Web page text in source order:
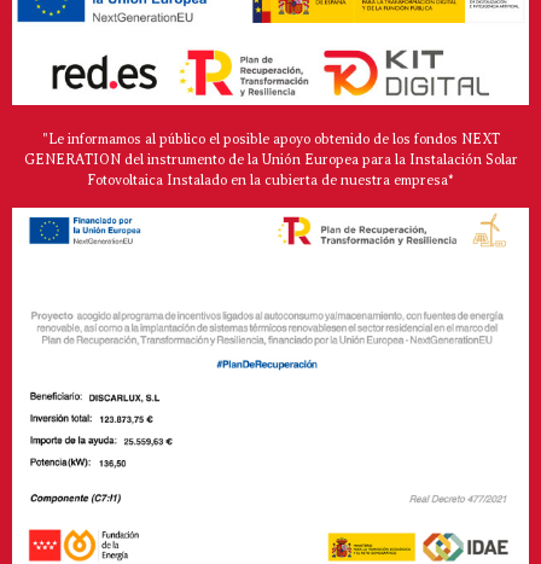
"Le informamos al público el posible apoyo obtenido de los fondos NEXT
GENERATION del instrumento de la Unión Europea para la Instalación Solar
Fotovoltaica Instalado en la cubierta de nuestra empresa*